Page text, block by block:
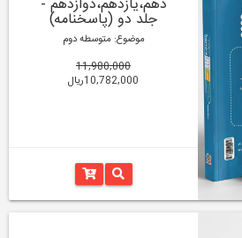
جلد دو (پاسخنامه)
موضوع: متوسطه دوم
11,980,000
10,782,000ریال